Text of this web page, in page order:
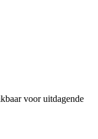
voor uitdagende